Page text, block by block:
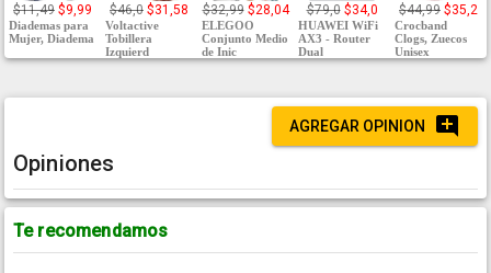
$11,49 $9,99
Diademas para
Mujer, Diadema
$46,0 $31,58
Voltactive
Tobillera
Izquierd
$32,99 $28,04
ELEGOO
Conjunto Medio
de Inic
$79,0 $34,0
HUAWEI WiFi
AX3 - Router
Dual
$44,99 $35,2
Crocband
Clogs, Zuecos
Unisex
AGREGAR OPINION
Opiniones
Te recomendamos